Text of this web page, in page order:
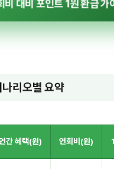
비 대비 포인트 1원 환급 가
리오별 요약
간 혜택(원) 연회비(원)